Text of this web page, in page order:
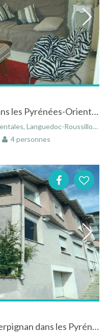
Appartement à Perpignan dans les Pyrénées-Orientales en Languedoc-Roussillon tout confort
Roussillon, Occitanie, France
4 personnes
Appartement avec jardin à Perpignan dans les Pyrénées-Orientales dans le Languedoc-Roussillon